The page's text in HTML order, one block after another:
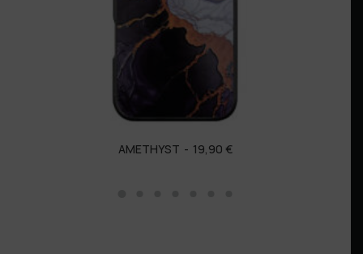
AMETHYST 19,90 €